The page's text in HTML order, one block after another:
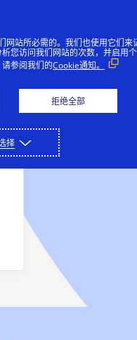
即可进行收付款、减
加收入。
合规工作。
换等。
业务创新和增长。
案。
立联系。
具，用于构建可在全
，或直接联系销售人
及阅读实用文章。
对面服务，可简化支
领域的领先者，以及
网站所必需的。我们也使用它们来
您访问我们网站的次数，并启用
参阅我们的Cookie通知。
拒绝全部
择